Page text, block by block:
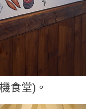
食堂)。